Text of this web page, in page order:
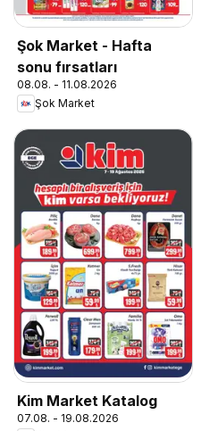
Şok Market - Hafta
sonu fırsatları
08.08. - 11.08.2026
Şok Market
Kim Market Katalog
07.08. - 19.08.2026